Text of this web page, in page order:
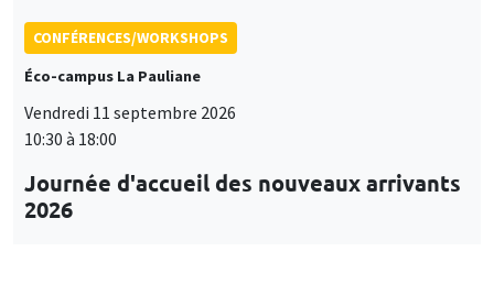
CONFÉRENCES/WORKSHOPS
Éco-campus La Pauliane
Vendredi 11 septembre 2026
10:30 à 18:00
Journée d'accueil des nouveaux arrivants
2026